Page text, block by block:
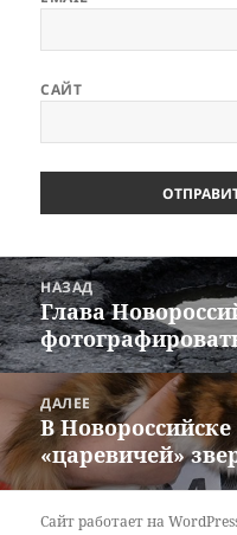
САЙТ
Навигация
по
записям
НАЗАД
Предыдущая
запись:
Глава
ДАЛЕЕ
Следующая
запись:
В
«царевичей»
Сайт работает на